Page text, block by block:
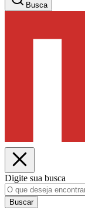
Busca
Digite sua busca
Buscar